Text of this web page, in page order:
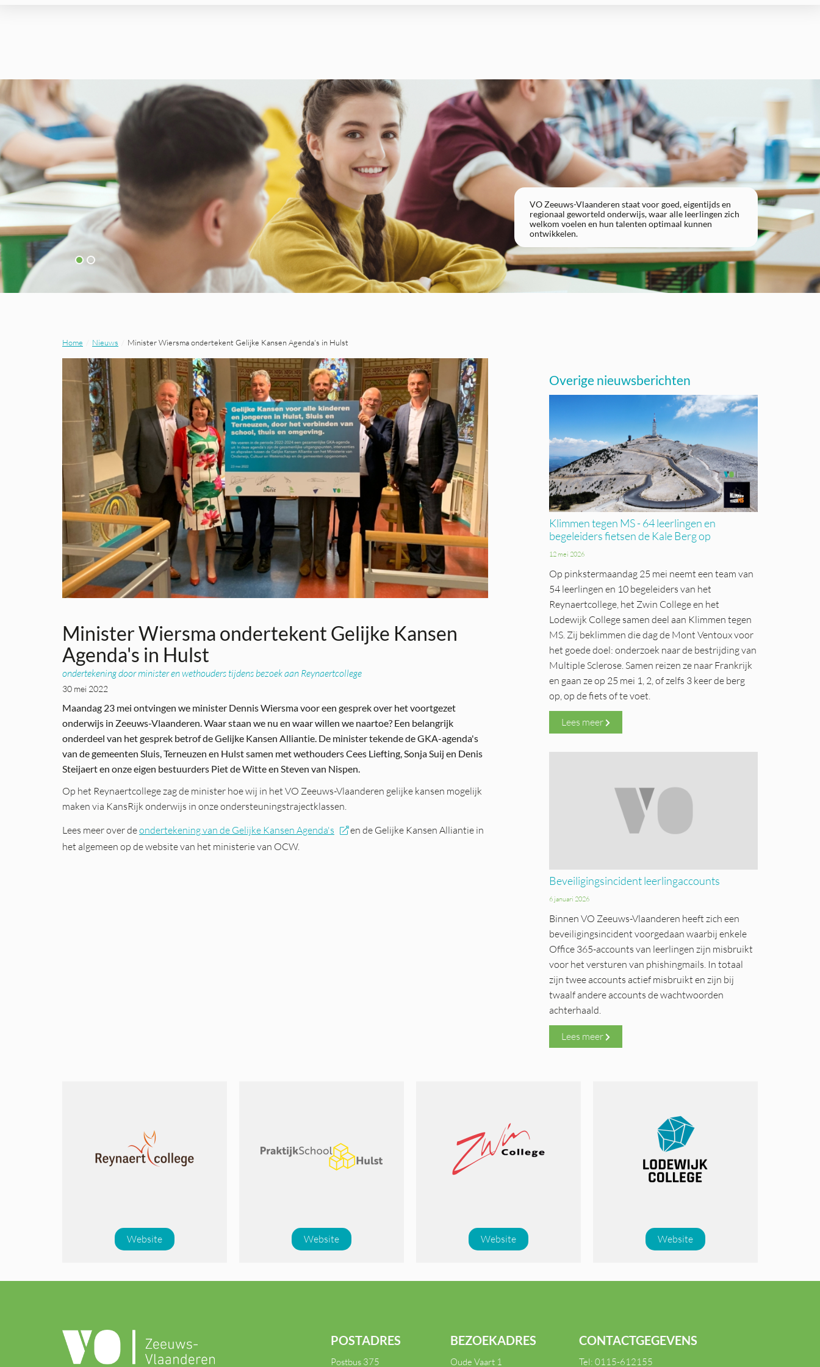
VO Zeeuws-Vlaanderen staat voor goed, eigentijds en
regionaal geworteld onderwijs, waar alle leerlingen zich
welkom voelen en hun talenten optimaal kunnen
ontwikkelen.
VO Zeeuws-Vlaanderen staat voor goed, eigentijds en
regionaal geworteld onderwijs, waar alle leerlingen zich
welkom voelen en hun talenten optimaal kunnen
ontwikkelen.
Home Nieuws Minister Wiersma ondertekent Gelijke Kansen Agenda's in Hulst
Minister Wiersma ondertekent Gelijke Kansen
Agenda's in Hulst
ondertekening door minister en wethouders tijdens bezoek aan Reynaertcollege
30 mei 2022
Maandag 23 mei ontvingen we minister Dennis Wiersma voor een gesprek over het voortgezet
onderwijs in Zeeuws-Vlaanderen. Waar staan we nu en waar willen we naartoe? Een belangrijk
onderdeel van het gesprek betrof de Gelijke Kansen Alliantie. De minister tekende de GKA-agenda's
van de gemeenten Sluis, Terneuzen en Hulst samen met wethouders Cees Liefting, Sonja Suij en Denis
Steijaert en onze eigen bestuurders Piet de Witte en Steven van Nispen.
Op het Reynaertcollege zag de minister hoe wij in het VO Zeeuws-Vlaanderen gelijke kansen mogelijk
maken via KansRijk onderwijs in onze ondersteuningstrajectklassen.
Lees meer over deondertekening van de Gelijke Kansen Agenda's
en de Gelijke Kansen Alliantie in
het algemeen op de website van het ministerie van OCW.
Overige nieuwsberichten
Klimmen tegen MS - 64 leerlingen en
begeleiders fietsen de Kale Berg op
12 mei 2026
Op pinkstermaandag 25 mei neemt een team van
54 leerlingen en 10 begeleiders van het
Reynaertcollege, het Zwin College en het
Lodewijk College samen deel aan Klimmen tegen
MS. Zij beklimmen die dag de Mont Ventoux voor
het goede doel: onderzoek naar de bestrijding van
Multiple Sclerose. Samen reizen ze naar Frankrijk
en gaan ze op 25 mei 1, 2, of zelfs 3 keer de berg
op, op de fiets of te voet.
Lees meer
Beveiligingsincident leerlingaccounts
6 januari 2026
Binnen VO Zeeuws-Vlaanderen heeft zich een
beveiligingsincident voorgedaan waarbij enkele
Office 365-accounts van leerlingen zijn misbruikt
voor het versturen van phishingmails. In totaal
zijn twee accounts actief misbruikt en zijn bij
twaalf andere accounts de wachtwoorden
achterhaald.
Lees meer
Website Website Website Website
POSTADRES
Postbus 375
BEZOEKADRES
Oude Vaart 1
CONTACTGEGEVENS
Tel: 0115-612155